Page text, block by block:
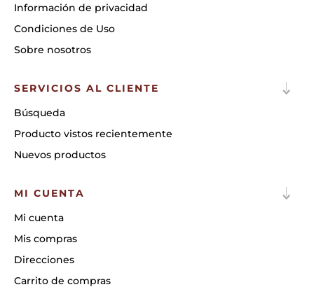
Información de privacidad
Condiciones de Uso
Sobre nosotros
SERVICIOS AL CLIENTE
Búsqueda
Producto vistos recientemente
Nuevos productos
MI CUENTA
Mi cuenta
Mis compras
Direcciones
Carrito de compras